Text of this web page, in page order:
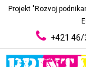
Projekt "Rozvoj
+421 46/